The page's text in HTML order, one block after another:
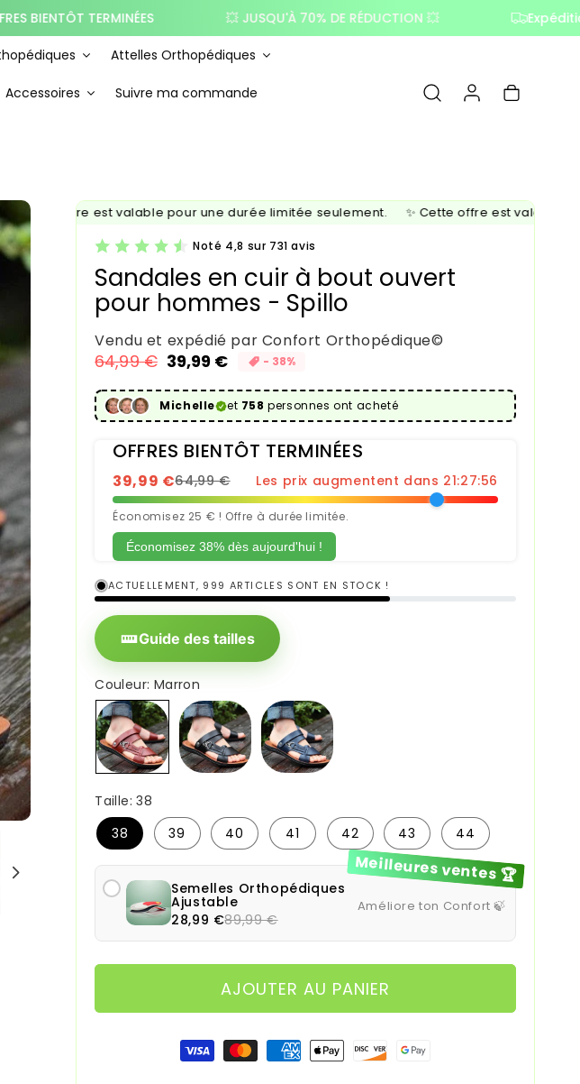
TERMINÉES 💥 JUSQU'À 70% DE RÉDUCTION 💥 Expédition dans
Attelles Orthopédiques
Accessoires Suivre ma commande ConnexionPanier
offre est valable pour une durée limitée seulement. ✨ Cette offre est valable pour
Noté 4,8 sur 731 avis
Sandales en cuir à bout ouvert
pour hommes - Spillo
Vendu et expédié par Confort Orthopédique©
Prix habituel
64,99 €
Prix promotionnel
39,99 € - 38%
Michelle et 758 personnes ont acheté
OFFRES BIENTÔT TERMINÉES
39,99 €64,99 € Les prix augmentent dans 21:27:53
Économisez 25 € ! Offre à durée limitée.
Économisez 38% dès aujourd'hui !
ACTUELLEMENT, 999 ARTICLES SONT EN STOCK !
Guide des tailles
Couleur: Marron
Marron Noir Bleu
Taille:38
38
39 40 41 42 43 44
Meilleures ventes 🏆
Semelles Orthopédiques
Ajustable
28,99 €89,99 €
Améliore ton Confort 🍃
AJOUTER AU PANIER
Moyens de paiement